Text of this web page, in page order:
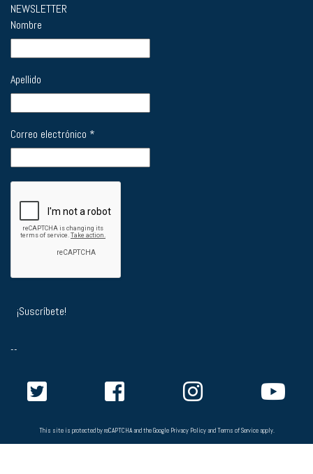
NEWSLETTER
Nombre
Apellido
Correo electrónico *
--
This site is protected by reCAPTCHA and the Google Privacy PolicyandTerms of Serviceapply.